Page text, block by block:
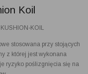
Koil
KOIL
stosowana przy stojących
z której jest wykonana
ryzyko poślizgnięcia się na